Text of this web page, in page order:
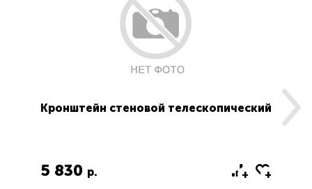
Кронштейн стеновой телескопический
5 830 р.